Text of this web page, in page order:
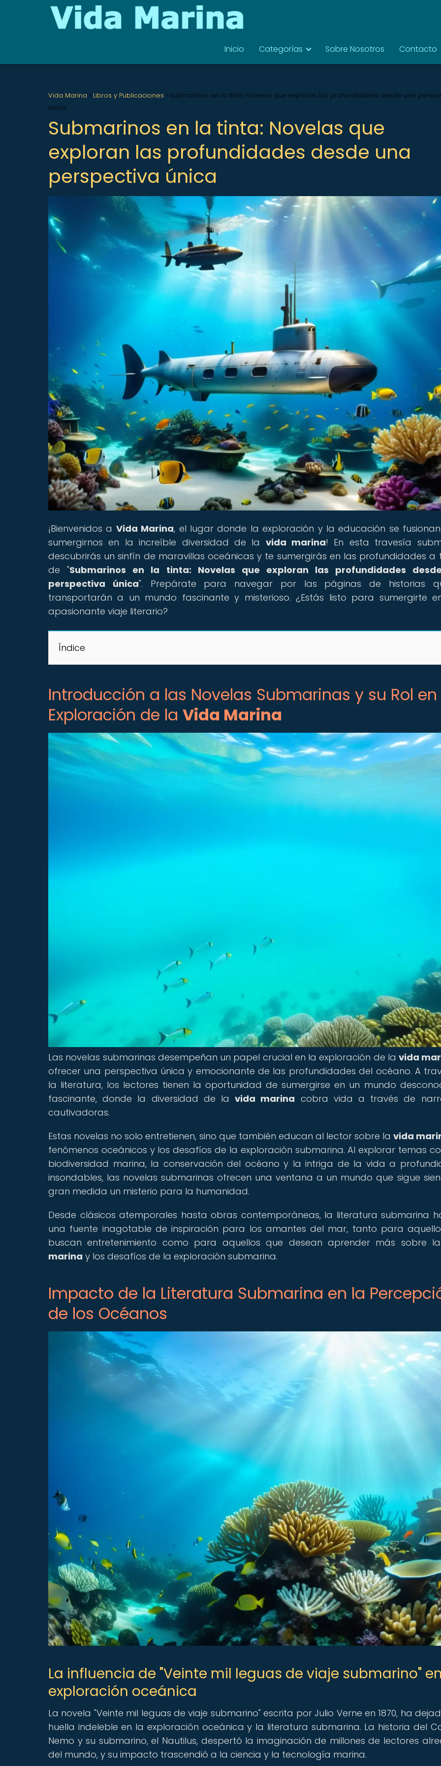
Inicio Categorías Sobre Nosotros Contacto
Vida Marina Libros y Publicaciones
Submarinos en la tinta: Novelas que exploran las profundidades desde una
única
Submarinos en la tinta: Novelas que
exploran las profundidades desde una
perspectiva única
¡Bienvenidos a Vida Marina, el lugar donde la exploración y la educación se
sumergirnos en la increíble diversidad de la vida marina! En esta travesía
descubrirás un sinfín de maravillas oceánicas y te sumergirás en las profundidades a
de "Submarinos en la tinta: Novelas que exploran las profundidades
perspectiva única". Prepárate para navegar por las páginas de historias
transportarán a un mundo fascinante y misterioso. ¿Estás listo para sumergirte
apasionante viaje literario?
Índice
Introducción a las Novelas Submarinas y su Rol
Exploración de la Vida Marina
Las novelas submarinas desempeñan un papel crucial en la exploración de lavida
ofrecer una perspectiva única y emocionante de las profundidades del océano. A
la literatura, los lectores tienen la oportunidad de sumergirse en un mundo
fascinante, donde la diversidad de lavida marina cobra vida a través de
cautivadoras.
Estas novelas no solo entretienen, sino que también educan al lector sobre lavida
fenómenos oceánicos y los desafíos de la exploración submarina. Al explorar temas
biodiversidad marina, la conservación del océano y la intriga de la vida a
insondables, las novelas submarinas ofrecen una ventana a un mundo que sigue
gran medida un misterio para la humanidad.
Desde clásicos atemporales hasta obras contemporáneas, la literatura submarina
una fuente inagotable de inspiración para los amantes del mar, tanto para
buscan entretenimiento como para aquellos que desean aprender más sobre
marina y los desafíos de la exploración submarina.
Impacto de la Literatura Submarina en la
de los Océanos
La influencia de "Veinte mil leguas de viaje submarino"
exploración oceánica
La novela "Veinte mil leguas de viaje submarino" escrita por Julio Verne en 1870, ha
huella indeleble en la exploración oceánica y la literatura submarina. La historia del
Nemo y su submarino, el Nautilus, despertó la imaginación de millones de lectores
del mundo, y su impacto trascendió a la ciencia y la tecnología marina.